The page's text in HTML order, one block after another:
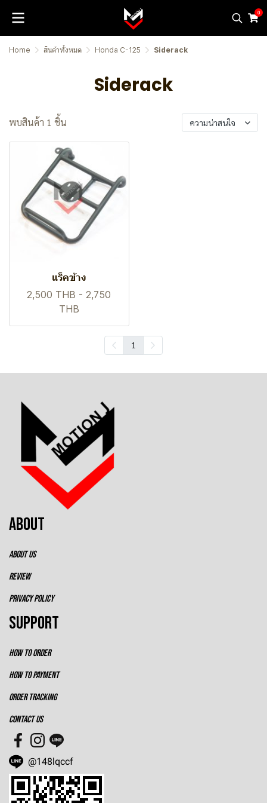
0
Home สินค้าทั้งหมด Honda C-125 Siderack
Siderack
พบสินค้า 1 ชิ้น ความน่าสนใจ
แร็คข้าง
2,500 THB - 2,750
THB
1
ABOUT
ABOUT US
REVIEW
PRIVACY POLICY
SUPPORT
HOW TO ORDER
HOW TO PAYMENT
ORDER TRACKING
CONTACT US
@148lqccf